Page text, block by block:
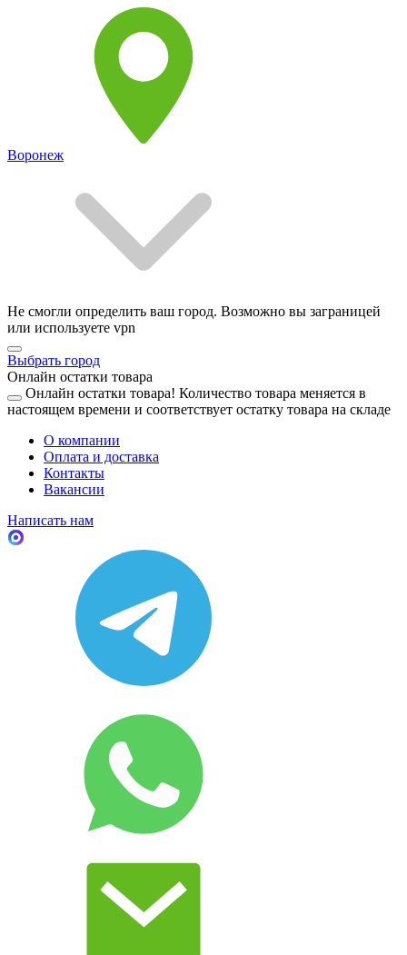
Воронеж
Не смогли определить ваш город. Возможно вы заграницей
или используете vpn
Выбрать город
Онлайн остатки товара
Онлайн остатки товара! Количество товара меняется в
настоящем времени и соответствует остатку товара на складе
О компании
Оплата и доставка
Контакты
Вакансии
Написать нам